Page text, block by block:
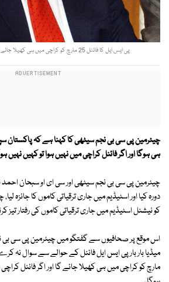
پی ایس ایل کا فائنل 25 مارچ کو کراچی میں ہی کھیلا جائے گا، نجم سیٹھی۔ فوٹو: فائل
چیئرمین پی سی بی نجم سیٹھی کا کہنا ہے کہ پاکستان
ہی ہوگا اور اگر فائنل کراچی میں نہیں ہوا تو کہیں نہیں
چیئرمین پی سی بی نجم سیٹھی اور سی ای او سبحان احمد
دورہ کیا اور اسٹیڈیم میں جاری ترقیاتی کاموں کا جائزہ
کو نیشنل اسٹیڈیم میں جاری ترقیاتی کاموں کی رفتار تیز
اس موقع پر صحافیوں سے گفتگو میں چیئرمین پی سی بی
مارچ کو کراچی میں ہی کھیلا جائے گا اور اگر فائنل